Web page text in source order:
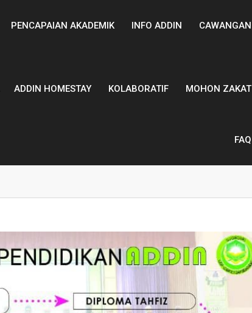
PENCAPAIAN AKADEMIK INFO ADDIN CAWANGAN
ADDIN HOMESTAY KOLABORATIF MOHON ZAKAT
FAQ